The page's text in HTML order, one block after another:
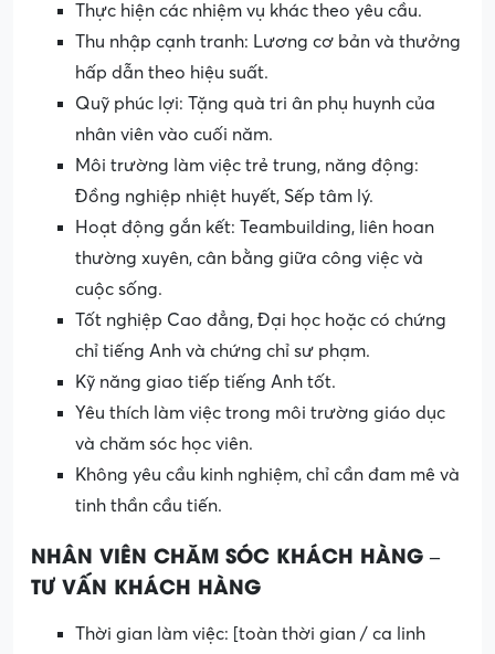
Thực hiện các nhiệm vụ khác theo yêu cầu.
Thu nhập cạnh tranh: Lương cơ bản và thưởng
hấp dẫn theo hiệu suất.
Quỹ phúc lợi: Tặng quà tri ân phụ huynh của
nhân viên vào cuối năm.
Môi trường làm việc trẻ trung, năng động:
Đồng nghiệp nhiệt huyết, Sếp tâm lý.
Hoạt động gắn kết: Teambuilding, liên hoan
thường xuyên, cân bằng giữa công việc và
cuộc sống.
Tốt nghiệp Cao đẳng, Đại học hoặc có chứng
chỉ tiếng Anh và chứng chỉ sư phạm.
Kỹ năng giao tiếp tiếng Anh tốt.
Yêu thích làm việc trong môi trường giáo dục
và chăm sóc học viên.
Không yêu cầu kinh nghiệm, chỉ cần đam mê và
tinh thần cầu tiến.
NHÂN VIÊN CHĂM SÓC KHÁCH HÀNG –
TƯ VẤN KHÁCH HÀNG
Thời gian làm việc: [toàn thời gian / ca linh